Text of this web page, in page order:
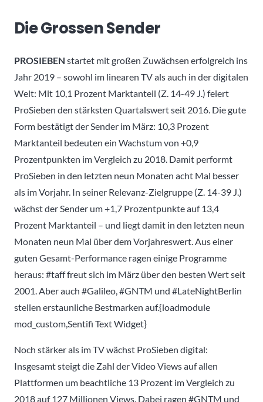
Die Grossen Sender
PROSIEBEN startet mit großen Zuwächsen erfolgreich ins
Jahr 2019 – sowohl im linearen TV als auch in der digitalen
Welt: Mit 10,1 Prozent Marktanteil (Z. 14-49 J.) feiert
ProSieben den stärksten Quartalswert seit 2016. Die gute
Form bestätigt der Sender im März: 10,3 Prozent
Marktanteil bedeuten ein Wachstum von +0,9
Prozentpunkten im Vergleich zu 2018. Damit performt
ProSieben in den letzten neun Monaten acht Mal besser
als im Vorjahr. In seiner Relevanz-Zielgruppe (Z. 14-39 J.)
wächst der Sender um +1,7 Prozentpunkte auf 13,4
Prozent Marktanteil – und liegt damit in den letzten neun
Monaten neun Mal über dem Vorjahreswert. Aus einer
guten Gesamt-Performance ragen einige Programme
heraus: #taff freut sich im März über den besten Wert seit
2001. Aber auch #Galileo, #GNTM und #LateNightBerlin
stellen erstaunliche Bestmarken auf.{loadmodule
mod_custom,Sentifi Text Widget}
Noch stärker als im TV wächst ProSieben digital:
Insgesamt steigt die Zahl der Video Views auf allen
Plattformen um beachtliche 13 Prozent im Vergleich zu
2018 auf 127 Millionen Views. Dabei ragen #GNTM und